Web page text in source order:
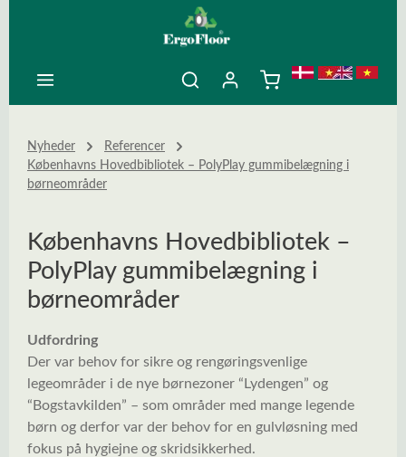
Nyheder
Referencer
Københavns Hovedbibliotek – PolyPlay gummibelægning i
børneområder
Københavns Hovedbibliotek –
PolyPlay gummibelægning i
børneområder
Udfordring
Der var behov for sikre og rengøringsvenlige
legeområder i de nye børnezoner “Lydengen” og
“Bogstavkilden” – som områder med mange legende
børn og derfor var der behov for en gulvløsning med
fokus på hygiejne og skridsikkerhed.